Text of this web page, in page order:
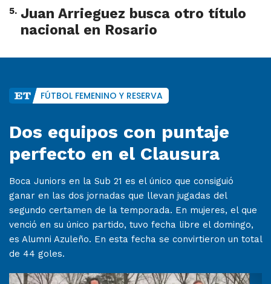
5. Juan Arrieguez busca otro título
nacional en Rosario
FÚTBOL FEMENINO Y RESERVA
Dos equipos con puntaje
perfecto en el Clausura
Boca Juniors en la Sub 21 es el único que consiguió
ganar en las dos jornadas que llevan jugadas del
segundo certamen de la temporada. En mujeres, el que
venció en su único partido, tuvo fecha libre el domingo,
es Alumni Azuleño. En esta fecha se convirtieron un total
de 44 goles.